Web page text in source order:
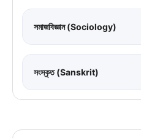
সমাজবিজ্ঞান (Sociology)
সংস্কৃত (Sanskrit)